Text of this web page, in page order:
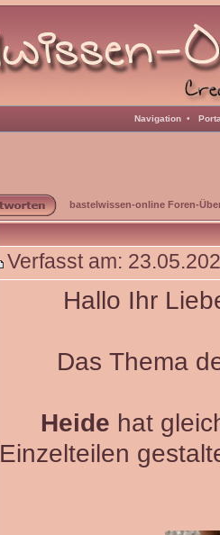
Navigation •
bastelwissen-online Foren-
Verfasst am:
Hallo Ihr
Das Thema
Heide hat
Einzelteilen